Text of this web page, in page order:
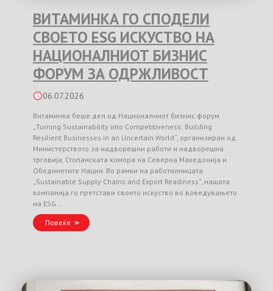
ВИТАМИНКА ГО СПОДЕЛИ
СВОЕТО ESG ИСКУСТВО НА
НАЦИОНАЛНИОТ БИЗНИС
ФОРУМ ЗА ОДРЖЛИВОСТ
06.07.2026
Витаминка беше дел од Националниот бизнис форум
„Turning Sustainability into Competitiveness: Building
Resilient Businesses in an Uncertain World“, организиран од
Министерството за надворешни работи и надворешна
трговија, Стопанската комора на Северна Македонија и
Обединетите Нации. Во рамки на работилницата
„Sustainable Supply Chains and Export Readiness“, нашата
компанија го претстави своето искуство во воведувањето
на ESG …
Повеќе